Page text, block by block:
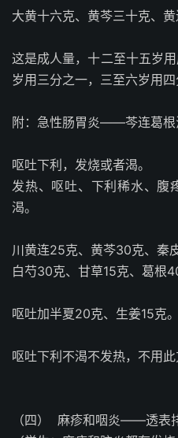
大黄十六克、黄芩三十克、黄
这是成人量，十二至十五岁
岁用三分之一，三至六岁用四
附：急性肠胃炎——芩连葛根
呕吐下利，发烧或者渴。
发热、呕吐、下利稀水、腹
渴。
川黄连25克、黄芩30克、秦
白芍30克、甘草15克、葛根
呕吐加半夏20克、生姜15克。
呕吐下利不渴不发热，不用此
（四） 麻疹和咽炎——透表